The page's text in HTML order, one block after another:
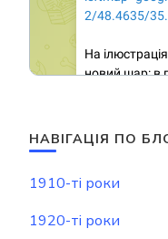
НАВІГАЦІЯ ПО
1910-ті роки
1920-ті роки